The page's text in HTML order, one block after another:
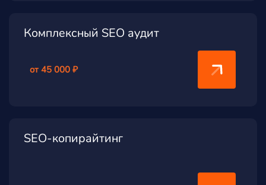
Комплексный SEO аудит
от 45 000 ₽
SEO-копирайтинг